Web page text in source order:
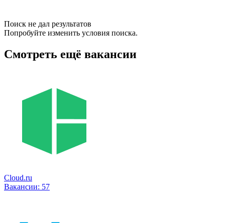
Поиск не дал результатов
Попробуйте изменить условия поиска.
Смотреть ещё вакансии
Cloud.ru
Вакансии: 57